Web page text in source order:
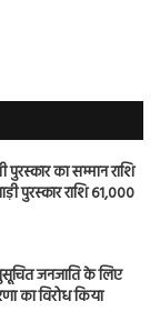
का सम्मान राशि
पुरस्कार राशि 61,000
जनजाति के लिए
का विरोध किया